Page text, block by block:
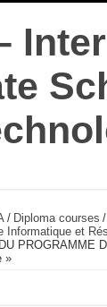
/ Diploma courses /
Informatique et
PROGRAMME
»